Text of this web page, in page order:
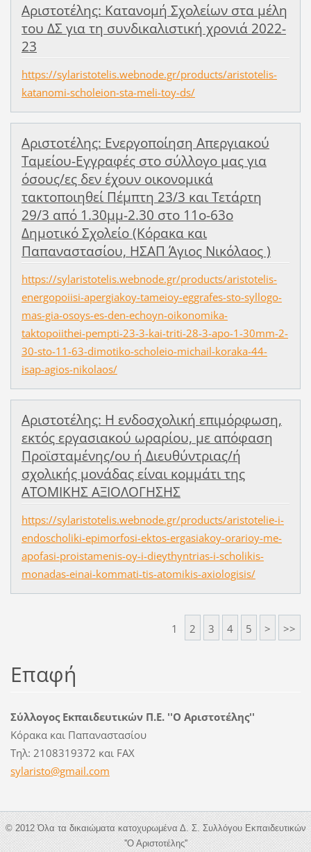
Aριστοτέλης: Κατανομή Σχολείων στα μέλη
του ΔΣ για τη συνδικαλιστική χρονιά 2022-
23
https://sylaristotelis.webnode.gr/products/aristotelis-
katanomi-scholeion-sta-meli-toy-ds/
Αριστοτέλης: Ενεργοποίηση Απεργιακού
Ταμείου-Εγγραφές στο σύλλογο μας για
όσους/ες δεν έχουν οικονομικά
τακτοποιηθεί Πέμπτη 23/3 και Τετάρτη
29/3 από 1.30μμ-2.30 στο 11ο-63ο
Δημοτικό Σχολείο (Κόρακα και
Παπαναστασίου, ΗΣΑΠ Άγιος Νικόλαος )
https://sylaristotelis.webnode.gr/products/aristotelis-
energopoiisi-apergiakoy-tameioy-eggrafes-sto-syllogo-
mas-gia-osoys-es-den-echoyn-oikonomika-
taktopoiithei-pempti-23-3-kai-triti-28-3-apo-1-30mm-2-
30-sto-11-63-dimotiko-scholeio-michail-koraka-44-
isap-agios-nikolaos/
Αριστοτέλης: Η ενδοσχολική επιμόρφωση,
εκτός εργασιακού ωραρίου, με απόφαση
Προϊσταμένης/ου ή Διευθύντριας/ή
σχολικής μονάδας είναι κομμάτι της
ΑΤΟΜΙΚΗΣ ΑΞΙΟΛΟΓΗΣΗΣ
https://sylaristotelis.webnode.gr/products/aristotelie-i-
endoscholiki-epimorfosi-ektos-ergasiakoy-orarioy-me-
apofasi-proistamenis-oy-i-dieythyntrias-i-scholikis-
monadas-einai-kommati-tis-atomikis-axiologisis/
1 2 3 4 5 > >>
Επαφή
Σύλλογος Εκπαιδευτικών Π.Ε. ''Ο Αριστοτέλης''
Κόρακα και Παπαναστασίου
Τηλ: 2108319372 και FAX
sylaristo@gmail.com
© 2012 Όλα τα δικαιώματα κατοχυρωμένα Δ. Σ. Συλλόγου Εκπαιδευτικών
''Ο Αριστοτέλης''